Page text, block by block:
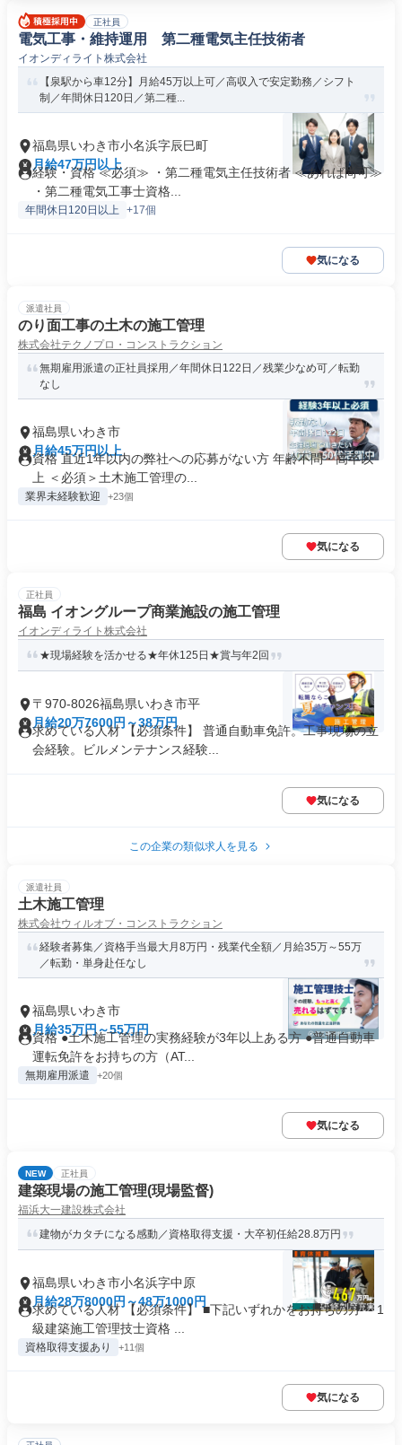
正社員
電気工事・維持運用 第二種電気主任技術者
イオンディライト株式会社
【泉駅から車12分】月給45万以上可／高収入で安定勤務／シフト
制／年間休日120日／第二種...
福島県いわき市小名浜字辰巳町
月給47万円以上
経験・資格 ≪必須≫ ・第二種電気主任技術者 ≪あれば尚可≫
・第二種電気工事士資格...
年間休日120日以上 +17個
気になる
派遣社員
のり面工事の土木の施工管理
株式会社テクノプロ・コンストラクション
無期雇用派遣の正社員採用／年間休日122日／残業少なめ可／転勤
なし
福島県いわき市
月給45万円以上
資格 直近1年以内の弊社への応募がない方 年齢不問・高卒以
上 ＜必須＞土木施工管理の...
業界未経験歓迎 +23個
気になる
正社員
福島 イオングループ商業施設の施工管理
イオンディライト株式会社
★現場経験を活かせる★年休125日★賞与年2回
〒970-8026福島県いわき市平
月給20万7600円～38万円
求めている人材 【必須条件】 普通自動車免許。工事現場の立
会経験。ビルメンテナンス経験...
気になる
この企業の類似求人を見る
派遣社員
土木施工管理
株式会社ウィルオブ・コンストラクション
経験者募集／資格手当最大月8万円・残業代全額／月給35万～55万
／転勤・単身赴任なし
福島県いわき市
月給35万円～55万円
資格 ●土木施工管理の実務経験が3年以上ある方 ●普通自動車
運転免許をお持ちの方（AT...
無期雇用派遣 +20個
気になる
NEW 正社員
建築現場の施工管理(現場監督)
福浜大一建設株式会社
建物がカタチになる感動／資格取得支援・大卒初任給28.8万円
福島県いわき市小名浜字中原
月給28万8000円～48万1000円
求めている人材 【必須条件】 ■下記いずれかをお持ちの方 ・1
級建築施工管理技士資格 ...
資格取得支援あり +11個
気になる